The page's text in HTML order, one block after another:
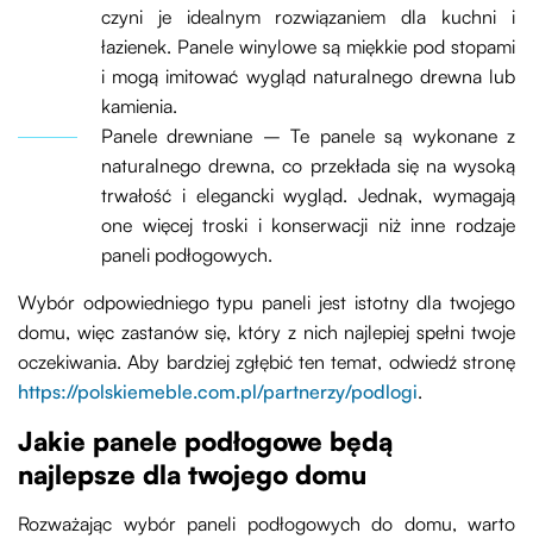
czyni je idealnym rozwiązaniem dla kuchni i
łazienek. Panele winylowe są miękkie pod stopami
i mogą imitować wygląd naturalnego drewna lub
kamienia.
Panele drewniane – Te panele są wykonane z
naturalnego drewna, co przekłada się na wysoką
trwałość i elegancki wygląd. Jednak, wymagają
one więcej troski i konserwacji niż inne rodzaje
paneli podłogowych.
Wybór odpowiedniego typu paneli jest istotny dla twojego
domu, więc zastanów się, który z nich najlepiej spełni twoje
oczekiwania. Aby bardziej zgłębić ten temat, odwiedź stronę
https://polskiemeble.com.pl/partnerzy/podlogi.
Jakie panele podłogowe będą
najlepsze dla twojego domu
Rozważając wybór paneli podłogowych do domu, warto